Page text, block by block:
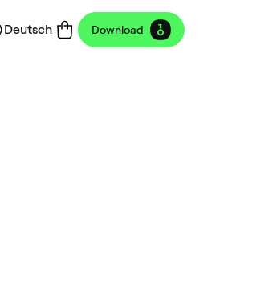
Deutsch Download